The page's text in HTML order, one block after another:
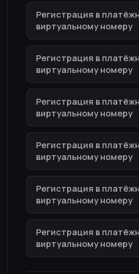
Регистрация в
виртуальному номеру
Регистрация в
виртуальному номеру
Регистрация в
виртуальному номеру
Регистрация в
виртуальному номеру
Регистрация в
виртуальному номеру
Регистрация в
виртуальному номеру